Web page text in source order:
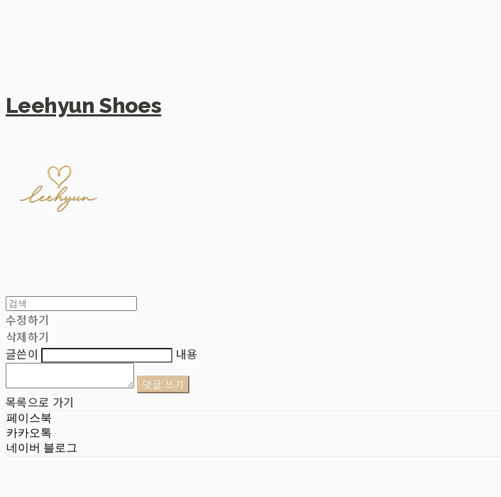
Leehyun Shoes
수정하기
삭제하기
글쓴이
내용
댓글 쓰기
목록으로 가기
페이스북
카카오톡
네이버 블로그